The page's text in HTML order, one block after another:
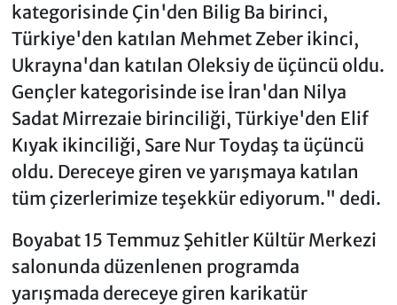
kategorisinde Çin'den Bilig Ba birinci,
Türkiye'den katılan Mehmet Zeber ikinci,
Ukrayna'dan katılan Oleksiy de üçüncü oldu.
Gençler kategorisinde ise İran'dan Nilya
Sadat Mirrezaie birinciliği, Türkiye'den Elif
Kıyak ikinciliği, Sare Nur Toydaş ta üçüncü
oldu. Dereceye giren ve yarışmaya katılan
tüm çizerlerimize teşekkür ediyorum." dedi.
Boyabat 15 Temmuz Şehitler Kültür Merkezi
salonunda düzenlenen programda
yarışmada dereceye giren karikatür